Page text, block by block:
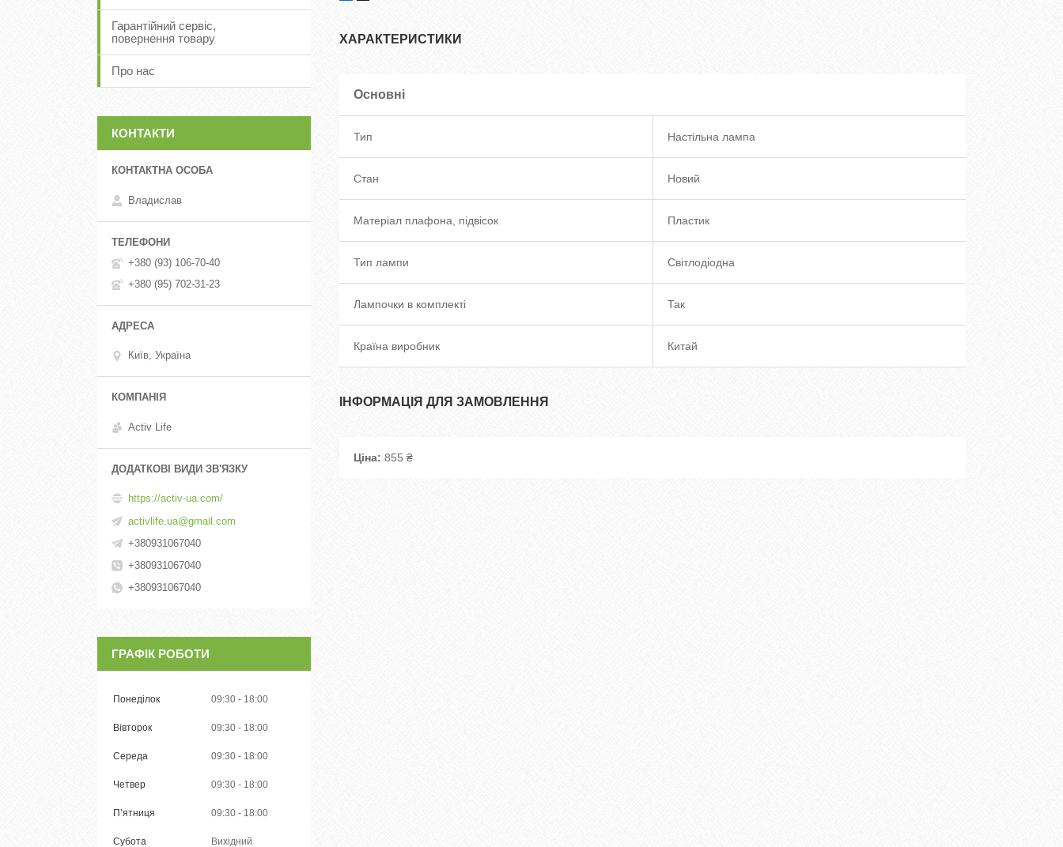
ХАРАКТЕРИСТИКИ
Основні
Тип Настільна лампа
Стан Новий
Матеріал плафона, підвісок Пластик
Тип лампи Світлодіодна
Лампочки в комплекті Так
Країна виробник Китай
ІНФОРМАЦІЯ ДЛЯ ЗАМОВЛЕННЯ
Ціна: 855 ₴
Гарантійний сервіс,
повернення товару
Про нас
КОНТАКТИ
Владислав
+380 (93) 106-70-40
+380 (95) 702-31-23
Київ, Україна
Activ Life
https://activ-ua.com/
activlife.ua@gmail.com
+380931067040
+380931067040
+380931067040
ГРАФІК РОБОТИ
Понеділок 09:30 18:00
Вівторок 09:30 18:00
Середа 09:30 18:00
Четвер 09:30 18:00
Пʼятниця 09:30 18:00
Субота Вихідний